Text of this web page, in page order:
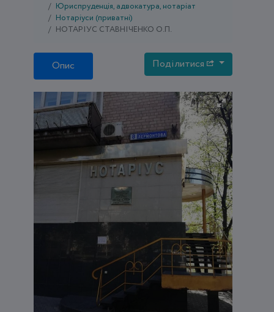
Юриспруденція, адвокатура, нотаріат
Нотаріуси (приватні)
НОТАРІУС СТАВНІЧЕНКО О.П.
Опис Поділитися